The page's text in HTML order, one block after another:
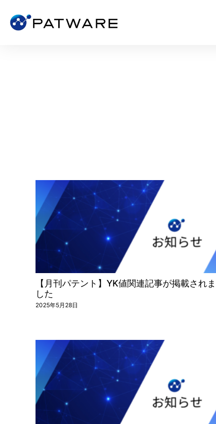
【月刊パテント】YK値関連記事が掲載されま
した
2025年5月28日